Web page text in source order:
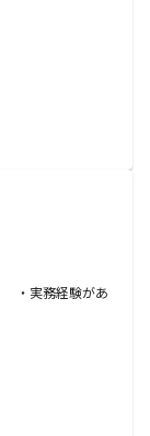
・実務経験があ